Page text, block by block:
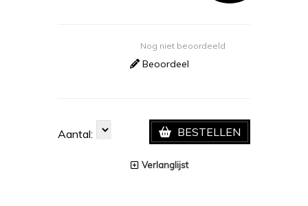
Nog niet beoordeeld
Beoordeel
Aantal: BESTELLEN
Verlanglijst